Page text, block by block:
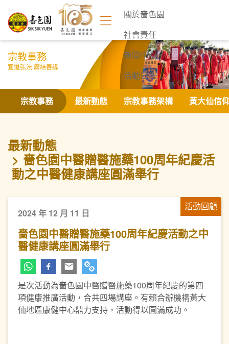
關於嗇色園
社會責任
新聞中心
活動日誌
聯絡我們
宗教事務
宣道弘法 廣結善緣
宗教事務 最新動態 宗教事務架構 黃大仙信
最新動態
嗇色園中醫贈醫施藥100周年紀慶活
動之中醫健康講座圓滿舉行
活動回顧
2024 年 12 月 11 日
嗇色園中醫贈醫施藥100周年紀慶活動之中
醫健康講座圓滿舉行
是次活動為嗇色園中醫贈醫施藥100周年紀慶的第四
項健康推廣活動，合共四場講座。有賴合辦機構黃大
仙地區康健中心鼎力支持，活動得以圓滿成功。